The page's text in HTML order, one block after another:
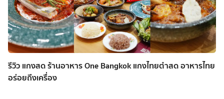
รีวิว แกงสด ร้านอาหาร One Bangkok แกงไทยตำสด อาหารไทย
อร่อยถึงเครื่อง